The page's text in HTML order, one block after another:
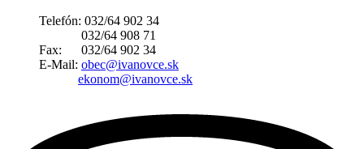
Telefón: 032/64 902 34
032/64 908 71
Fax: 032/64 902 34
E-Mail: obec@ivanovce.sk
ekonom@ivanovce.sk